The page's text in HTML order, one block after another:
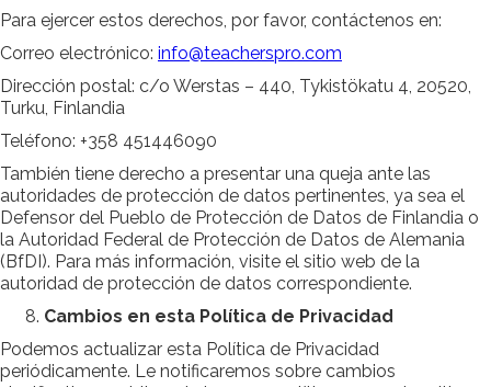
Para ejercer estos derechos, por favor, contáctenos en:
Correo electrónico: info@teacherspro.com
Dirección postal: c/o Werstas – 440, Tykistökatu 4, 20520,
Turku, Finlandia
Teléfono: +358 451446090
También tiene derecho a presentar una queja ante las
autoridades de protección de datos pertinentes, ya sea el
Defensor del Pueblo de Protección de Datos de Finlandia o
la Autoridad Federal de Protección de Datos de Alemania
(BfDI). Para más información, visite el sitio web de la
autoridad de protección de datos correspondiente.
Cambios en esta Política de Privacidad
Podemos actualizar esta Política de Privacidad
periódicamente. Le notificaremos sobre cambios